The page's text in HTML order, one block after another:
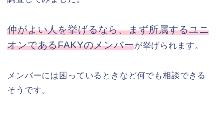
仲がよい人を挙げるなら、まず所属するユニ
オンであるFAKYのメンバーが挙げられます。
メンバーには困っているときなど何でも相談できる
そうです。